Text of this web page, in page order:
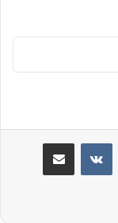
مشاركة عبر البريد